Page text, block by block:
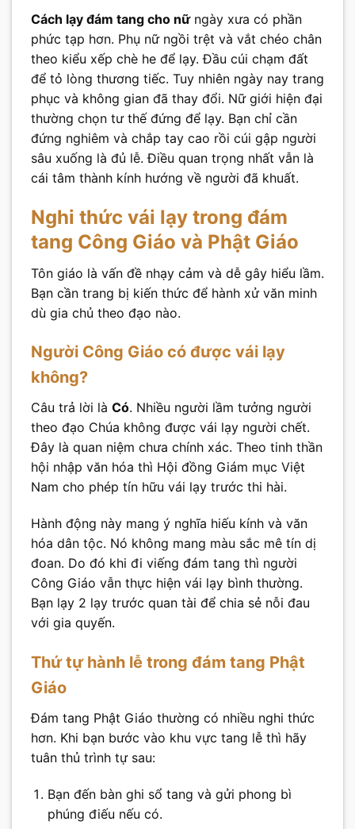
Cách lạy đám tang cho nữngày xưa có phần
phức tạp hơn. Phụ nữ ngồi trệt và vắt chéo chân
theo kiểu xếp chè he để lạy. Đầu cúi chạm đất
để tỏ lòng thương tiếc. Tuy nhiên ngày nay trang
phục và không gian đã thay đổi. Nữ giới hiện đại
thường chọn tư thế đứng để lạy. Bạn chỉ cần
đứng nghiêm và chắp tay cao rồi cúi gập người
sâu xuống là đủ lễ. Điều quan trọng nhất vẫn là
cái tâm thành kính hướng về người đã khuất.
Nghi thức vái lạy trong đám
tang Công Giáo và Phật Giáo
Tôn giáo là vấn đề nhạy cảm và dễ gây hiểu lầm.
Bạn cần trang bị kiến thức để hành xử văn minh
dù gia chủ theo đạo nào.
Người Công Giáo có được vái lạy
không?
Câu trả lời là Có. Nhiều người lầm tưởng người
theo đạo Chúa không được vái lạy người chết.
Đây là quan niệm chưa chính xác. Theo tinh thần
hội nhập văn hóa thì Hội đồng Giám mục Việt
Nam cho phép tín hữu vái lạy trước thi hài.
Hành động này mang ý nghĩa hiếu kính và văn
hóa dân tộc. Nó không mang màu sắc mê tín dị
đoan. Do đó khi đi viếng đám tang thì người
Công Giáo vẫn thực hiện vái lạy bình thường.
Bạn lạy 2 lạy trước quan tài để chia sẻ nỗi đau
với gia quyến.
Thứ tự hành lễ trong đám tang Phật
Giáo
Đám tang Phật Giáo thường có nhiều nghi thức
hơn. Khi bạn bước vào khu vực tang lễ thì hãy
tuân thủ trình tự sau:
Bạn đến bàn ghi sổ tang và gửi phong bì
phúng điếu nếu có.